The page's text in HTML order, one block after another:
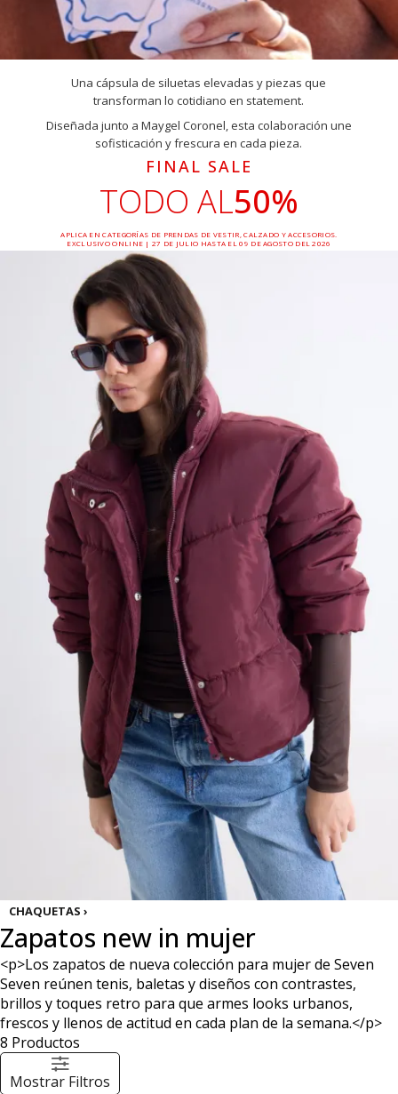
Una cápsula de siluetas elevadas y piezas que
transforman lo cotidiano en statement.
Diseñada junto a Maygel Coronel, esta colaboración une
sofisticación y frescura en cada pieza.
FINAL SALE
TODO AL50%
APLICA EN CATEGORÍAS DE PRENDAS DE VESTIR, CALZADO Y ACCESORIOS.
EXCLUSIVO ONLINE | 27 DE JULIO HASTA EL 09 DE AGOSTO DEL 2026
*Aplican términos y condiciones
CHAQUETAS ›
Zapatos new in mujer
<p>Los zapatos de nueva colección para mujer de Seven
Seven reúnen tenis, baletas y diseños con contrastes,
brillos y toques retro para que armes looks urbanos,
frescos y llenos de actitud en cada plan de la semana.</p>
8 Productos
Mostrar Filtros